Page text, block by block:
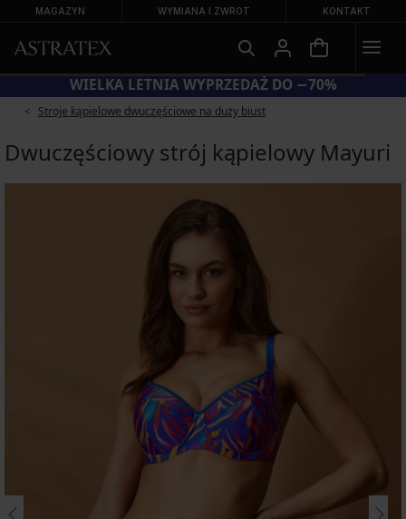
MAGAZYN WYMIANA I ZWROT KONTAKT
WIELKA LETNIA WYPRZEDAŻ DO −70%
Stroje kąpielowe dwuczęściowe na duży biust
Dwuczęściowy strój kąpielowy Mayuri